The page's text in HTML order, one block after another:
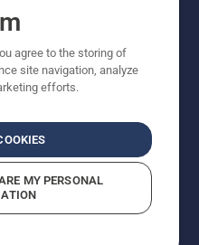
agree to the storing of
site navigation, analyze
efforts.
MY PERSONAL